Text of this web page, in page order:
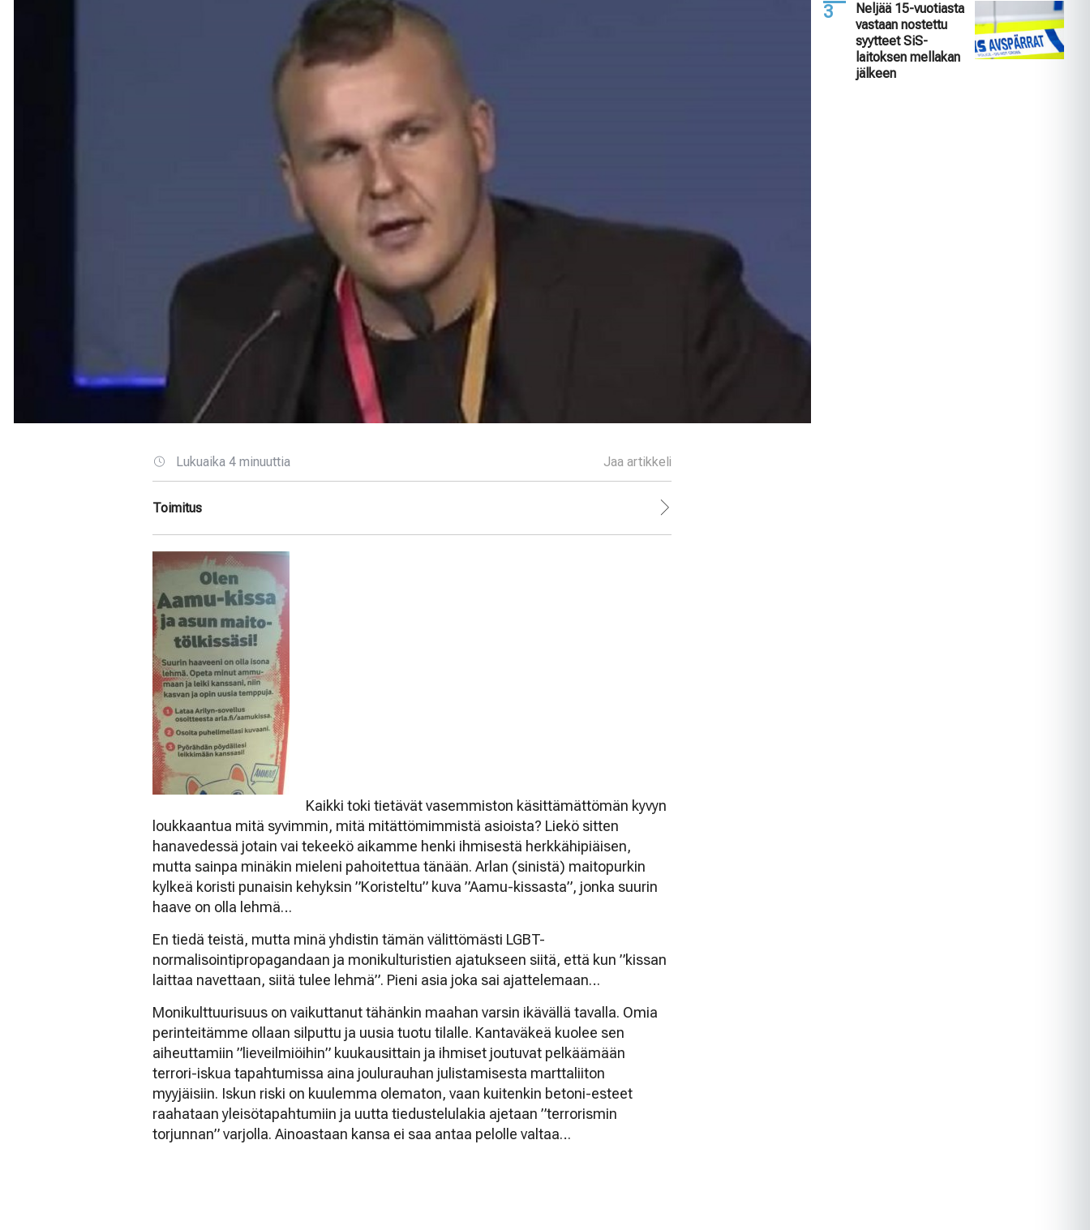
Lukuaika 4 minuuttia Jaa artikkeli
Toimitus
Kaikki toki tietävät vasemmiston käsittämättömän kyvyn
loukkaantua mitä syvimmin, mitä mitättömimmistä asioista? Liekö sitten
hanavedessä jotain vai tekeekö aikamme henki ihmisestä herkkähipiäisen,
mutta sainpa minäkin mieleni pahoitettua tänään. Arlan (sinistä) maitopurkin
kylkeä koristi punaisin kehyksin ”Koristeltu” kuva ”Aamu-kissasta”, jonka suurin
haave on olla lehmä…
En tiedä teistä, mutta minä yhdistin tämän välittömästi LGBT-
normalisointipropagandaan ja monikulturistien ajatukseen siitä, että kun ”kissan
laittaa navettaan, siitä tulee lehmä”. Pieni asia joka sai ajattelemaan…
Monikulttuurisuus on vaikuttanut tähänkin maahan varsin ikävällä tavalla. Omia
perinteitämme ollaan silputtu ja uusia tuotu tilalle. Kantaväkeä kuolee sen
aiheuttamiin ”lieveilmiöihin” kuukausittain ja ihmiset joutuvat pelkäämään
terrori-iskua tapahtumissa aina joulurauhan julistamisesta marttaliiton
myyjäisiin. Iskun riski on kuulemma olematon, vaan kuitenkin betoni-esteet
raahataan yleisötapahtumiin ja uutta tiedustelulakia ajetaan ”terrorismin
torjunnan” varjolla. Ainoastaan kansa ei saa antaa pelolle valtaa…
Neljää 15-vuotiasta
vastaan nostettu
syytteet SiS-
laitoksen mellakan
jälkeen